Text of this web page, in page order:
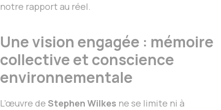
notre rapport au réel.
Une vision engagée : mémoire
collective et conscience
environnementale
L’œuvre de Stephen Wilkes ne se limite ni à